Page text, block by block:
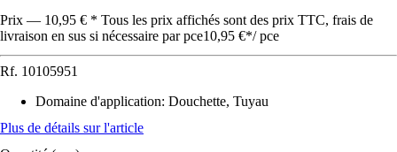
Prix — 10,95 € * Tous les prix affichés sont des prix TTC, frais de
livraison en sus si nécessaire par pce10,95 €*/ pce
Rf. 10105951
Domaine d'application: Douchette, Tuyau
Plus de détails sur l'article